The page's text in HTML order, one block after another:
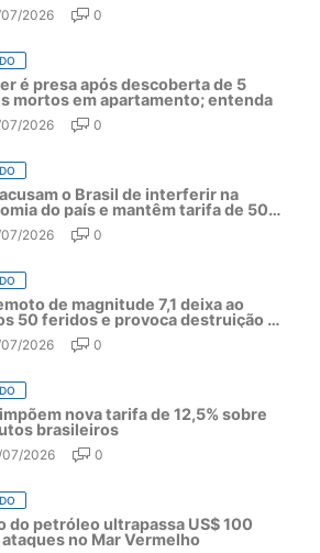
2026 0
é presa após descoberta de 5
mortos em apartamento; entenda
2026 0
o Brasil de interferir na
do país e mantêm tarifa de 50%
um ano
2026 0
de magnitude 7,1 deixa ao
50 feridos e provoca destruição no
2026 0
nova tarifa de 12,5% sobre
brasileiros
2026 0
do petróleo ultrapassa US$ 100
no Mar Vermelho